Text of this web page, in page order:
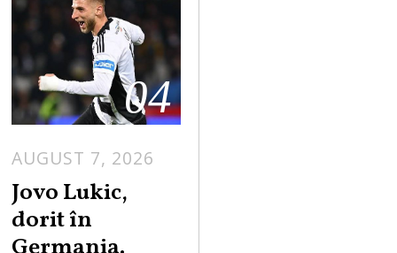
04
AUGUST 7, 2026
Jovo Lukic,
dorit în